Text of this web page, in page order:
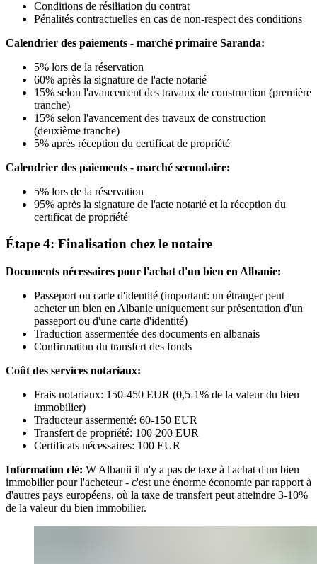
Conditions de résiliation du contrat
Pénalités contractuelles en cas de non-respect des conditions
Calendrier des paiements - marché primaire Saranda:
5% lors de la réservation
60% après la signature de l'acte notarié
15% selon l'avancement des travaux de construction (première
tranche)
15% selon l'avancement des travaux de construction
(deuxième tranche)
5% après réception du certificat de propriété
Calendrier des paiements - marché secondaire:
5% lors de la réservation
95% après la signature de l'acte notarié et la réception du
certificat de propriété
Étape 4: Finalisation chez le notaire
Documents nécessaires pour l'achat d'un bien en Albanie:
Passeport ou carte d'identité (important: un étranger peut
acheter un bien en Albanie uniquement sur présentation d'un
passeport ou d'une carte d'identité)
Traduction assermentée des documents en albanais
Confirmation du transfert des fonds
Coût des services notariaux:
Frais notariaux: 150-450 EUR (0,5-1% de la valeur du bien
immobilier)
Traducteur assermenté: 60-150 EUR
Transfert de propriété: 100-200 EUR
Certificats nécessaires: 100 EUR
Information clé: W Albanii il n'y a pas de taxe à l'achat d'un bien
immobilier pour l'acheteur - c'est une énorme économie par rapport à
d'autres pays européens, où la taxe de transfert peut atteindre 3-10%
de la valeur du bien immobilier.